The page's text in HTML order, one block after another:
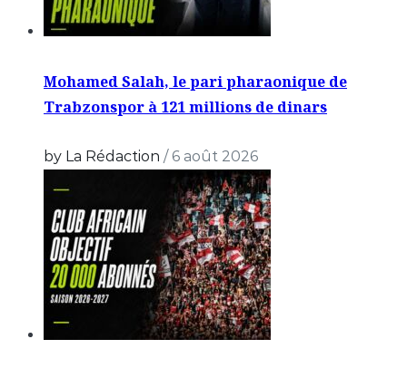
Mohamed Salah, le pari pharaonique de
Trabzonspor à 121 millions de dinars
by La Rédaction / 6 août 2026